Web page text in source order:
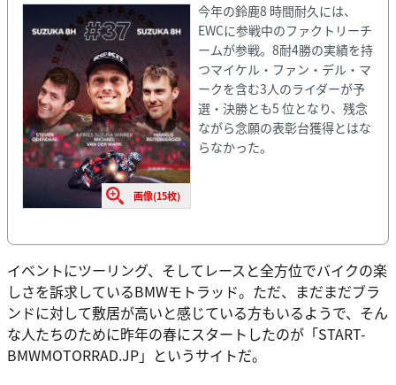
画像(15枚)
今年の鈴鹿8 時間耐久には、
EWCに参戦中のファクトリーチ
ームが参戦。8耐4勝の実績を持
つマイケル・ファン・デル・マ
ークを含む3人のライダーが予
選・決勝とも5 位となり、残念
ながら念願の表彰台獲得とはな
らなかった。
イベントにツーリング、そしてレースと全方位でバイクの楽
しさを訴求しているBMWモトラッド。ただ、まだまだブラ
ンドに対して敷居が高いと感じている方もいるようで、そん
な人たちのために昨年の春にスタートしたのが「START-
BMWMOTORRAD.JP」というサイトだ。